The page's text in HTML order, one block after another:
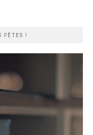
FÊTES !